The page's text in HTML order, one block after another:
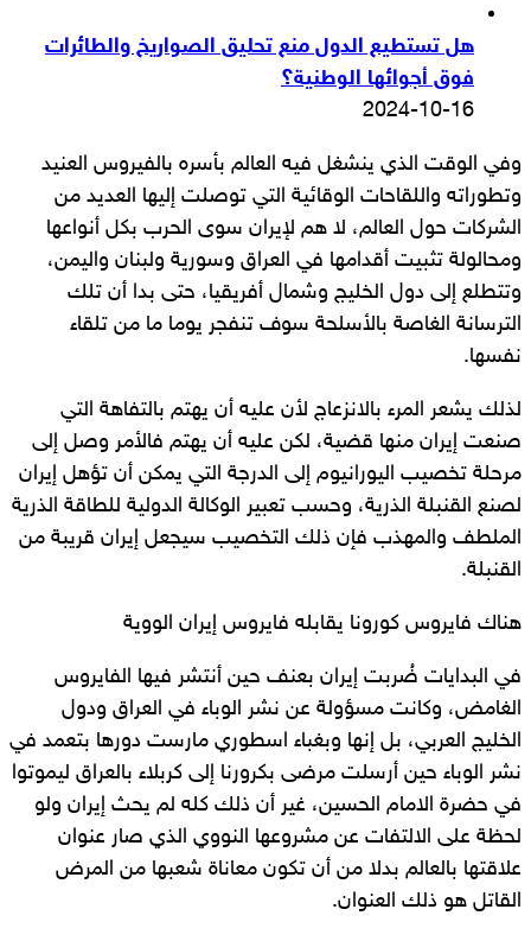
هل تستطيع الدول منع تحليق الصواريخ والطائرات
فوق أجوائها الوطنية؟
2024-10-16
وفي الوقت الذي ينشغل فيه العالم بأسره بالفيروس العنيد
وتطوراته واللقاحات الوقائية التي توصلت إليها العديد من
الشركات حول العالم، لا هم لإيران سوى الحرب بكل أنواعها
ومحالولة تثبيت أقدامها في العراق وسورية ولبنان واليمن،
وتتطلع إلى دول الخليج وشمال أفريقيا، حتى بدا أن تلك
الترسانة الغاصة بالأسلحة سوف تنفجر يوما ما من تلقاء
نفسها.
لذلك يشعر المرء بالانزعاج لأن عليه أن يهتم بالتفاهة التي
صنعت إيران منها قضية، لكن عليه أن يهتم فالأمر وصل إلى
مرحلة تخصيب اليورانيوم إلى الدرجة التي يمكن أن تؤهل إيران
لصنع القنبلة الذرية، وحسب تعبير الوكالة الدولية للطاقة الذرية
الملطف والمهذب فإن ذلك التخصيب سيجعل إيران قريبة من
القنبلة.
هناك فايروس كورونا يقابله فايروس إيران الووية
في البدايات ضُربت إيران بعنف حين أنتشر فيها الفايروس
الغامض، وكانت مسؤولة عن نشر الوباء في العراق ودول
الخليج العربي، بل إنها وبغباء اسطوري مارست دورها بتعمد في
نشر الوباء حين أرسلت مرضى بكرورنا إلى كربلاء بالعراق ليموتوا
في حضرة الامام الحسين، غير أن ذلك كله لم يحث إيران ولو
لحظة على الالتفات عن مشروعها النووي الذي صار عنوان
علاقتها بالعالم بدلا من أن تكون معاناة شعبها من المرض
القاتل هو ذلك العنوان.